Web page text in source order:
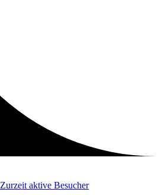
Zurzeit aktive Besucher